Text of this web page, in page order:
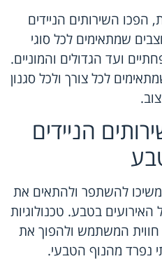
השירותים הניידים
שמתאימים לכל סוגי
ועד הגדולים והמוניים.
לכל צורך ולכל סגנון
הניידים
להשתפר ולהתאים את
בטבע. טכנולוגיות
המשתמש ולהפוך את
נפרד מהנוף הטבעי.